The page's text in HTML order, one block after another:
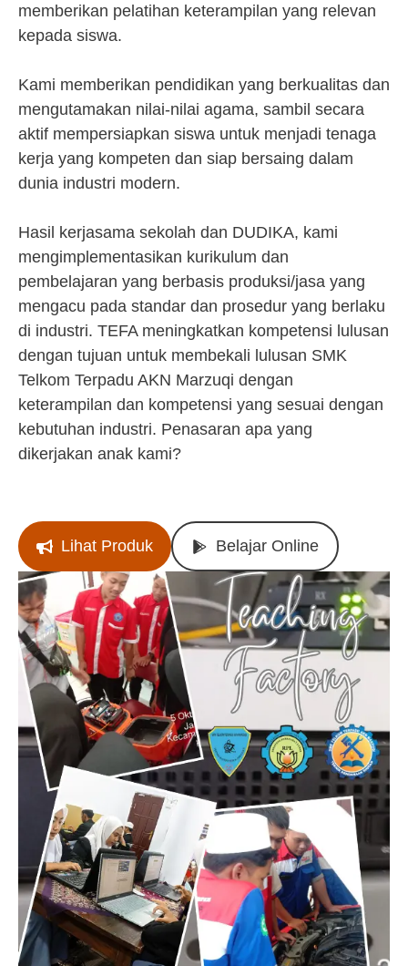
memberikan pelatihan keterampilan yang relevan
kepada siswa.
Kami memberikan pendidikan yang berkualitas dan
mengutamakan nilai-nilai agama, sambil secara
aktif mempersiapkan siswa untuk menjadi tenaga
kerja yang kompeten dan siap bersaing dalam
dunia industri modern.
Hasil kerjasama sekolah dan DUDIKA, kami
mengimplementasikan kurikulum dan
pembelajaran yang berbasis produksi/jasa yang
mengacu pada standar dan prosedur yang berlaku
di industri. TEFA meningkatkan kompetensi lulusan
dengan tujuan untuk membekali lulusan SMK
Telkom Terpadu AKN Marzuqi dengan
keterampilan dan kompetensi yang sesuai dengan
kebutuhan industri. Penasaran apa yang
dikerjakan anak kami?
Lihat Produk Belajar Online